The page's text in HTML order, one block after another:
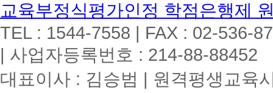
교육부정식평가인정 학점은행제
TEL : 1544-7558 | FAX : 02-536-
| 사업자등록번호 : 214-88-88452
대표이사 : 김승범 | 원격평생교육